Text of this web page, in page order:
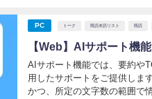
PC トーク 既読未読リスト 既読
【Web】AIサポート機能
AIサポート機能では、要約や
用したサポートをご提供しま
かつ、所定の文字数の範囲で